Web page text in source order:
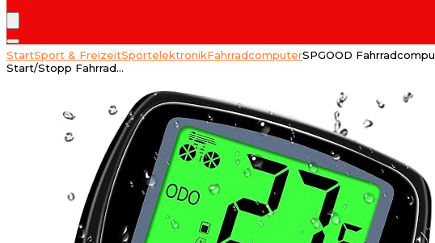
StartSport & FreizeitSportelektronikFahrradcomputerSPGOOD
Start/Stopp Fahrrad…